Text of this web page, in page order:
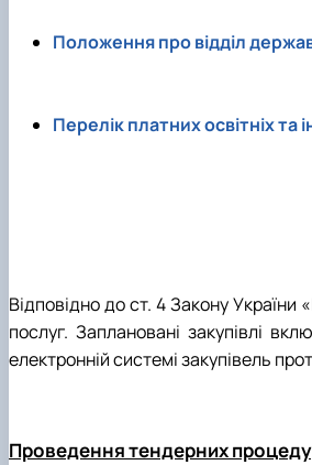
Положення про відділ
Перелік платних освітніх та
Відповідно до ст. 4 Закону України
послуг. Заплановані закупівлі
електронній системі закупівель
Проведення тендерних